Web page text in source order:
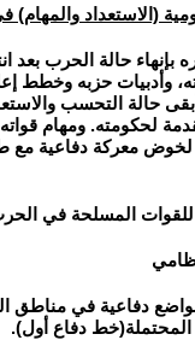
(الاستعداد والمهام)
بإنهاء حالة الحرب بعد
وأدبيات حزبه وخطط
حالة التحسب
لحكومته. ومهام
لخوض معركة دفاعية
للقوات المسلحة في
مواضع دفاعية في مناطق
دفاع أول).